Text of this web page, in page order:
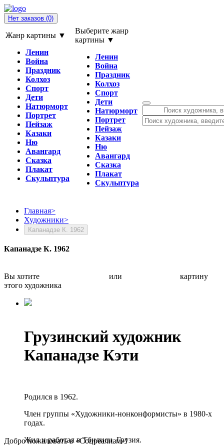
Нет заказов (0)
Жанр картины ▼
Ленин
Война
Праздник
Колхоз
Спорт
Дети
Натюрморт
Портрет
Пейзаж
Казаки
Ню
Авангард
Сказка
Плакат
Скульптура
Выберите жанр
картины ▼
Ленин
Война
Праздник
Колхоз
Спорт
Дети
Натюрморт
Портрет
Пейзаж
Казаки
Ню
Авангард
Сказка
Плакат
Скульптура
Главная>
Художники>
Капанадзе К. 1962
Капанадзе К. 1962
Вы хотите или
картину
этого художника
Грузинский художник
Капанадзе Кэти
Родился в 1962.
Член группы «Художники-нонконформисты» в 1980-х
годах.
Жил и работал в Тбилиси, Грузия.
Добро пожаловать в «Соцреализм»!